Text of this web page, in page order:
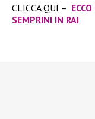
CLICCA QUI –
SEMPRINI IN RAI